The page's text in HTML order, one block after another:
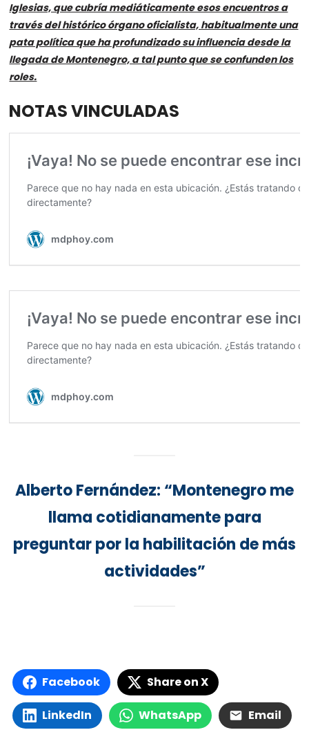
Iglesias, que cubría mediáticamente esos encuentros a
través del histórico órgano oficialista, habitualmente una
pata política que ha profundizado su influencia desde la
llegada de Montenegro, a tal punto que se confunden los
roles.
NOTAS VINCULADAS
Alberto Fernández: “Montenegro me
llama cotidianamente para
preguntar por la habilitación de más
actividades”
Facebook Share on X
LinkedIn WhatsApp Email